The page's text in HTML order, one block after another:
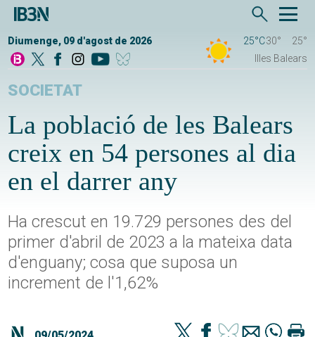
Diumenge, 09 d'agost de 2026 25°C30°
25°
Illes Balears
SOCIETAT
La població de les Balears
creix en 54 persones al dia
en el darrer any
Ha crescut en 19.729 persones des del
primer d'abril de 2023 a la mateixa data
d'enguany; cosa que suposa un
increment de l'1,62%